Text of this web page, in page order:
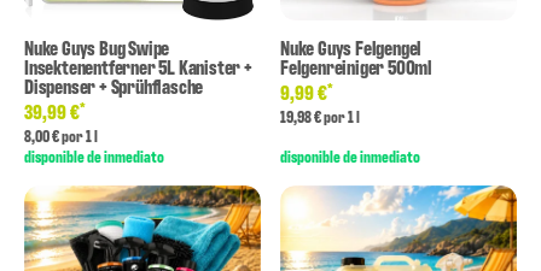
Nuke Guys Bug Swipe
Insektenentferner 5L Kanister +
Dispenser + Sprühflasche
39,99 €*
8,00 € por 1 l
disponible de inmediato
Nuke Guys Felgengel
Felgenreiniger 500ml
9,99 €*
19,98 € por 1 l
disponible de inmediato